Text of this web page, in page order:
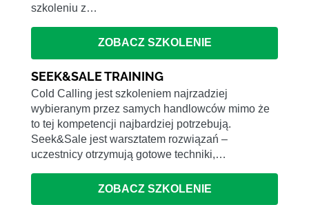
szkoleniu z…
ZOBACZ SZKOLENIE
SEEK&SALE TRAINING
Cold Calling jest szkoleniem najrzadziej
wybieranym przez samych handlowców mimo że
to tej kompetencji najbardziej potrzebują.
Seek&Sale jest warsztatem rozwiązań –
uczestnicy otrzymują gotowe techniki,…
ZOBACZ SZKOLENIE